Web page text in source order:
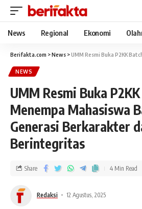
News Regional Ekonomi
Berifakta.com >News >UMM Resmi Buka P2KK Batch 4: Menempa
NEWS
UMM Resmi Buka
Menempa Mahasiswa
Generasi Berkarakter
Berintegritas
Redaksi 12 Agustus, 2025
Share 4 Min Read